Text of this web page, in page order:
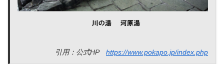
引用：公式HP https://www.pokapo.jp/index.php